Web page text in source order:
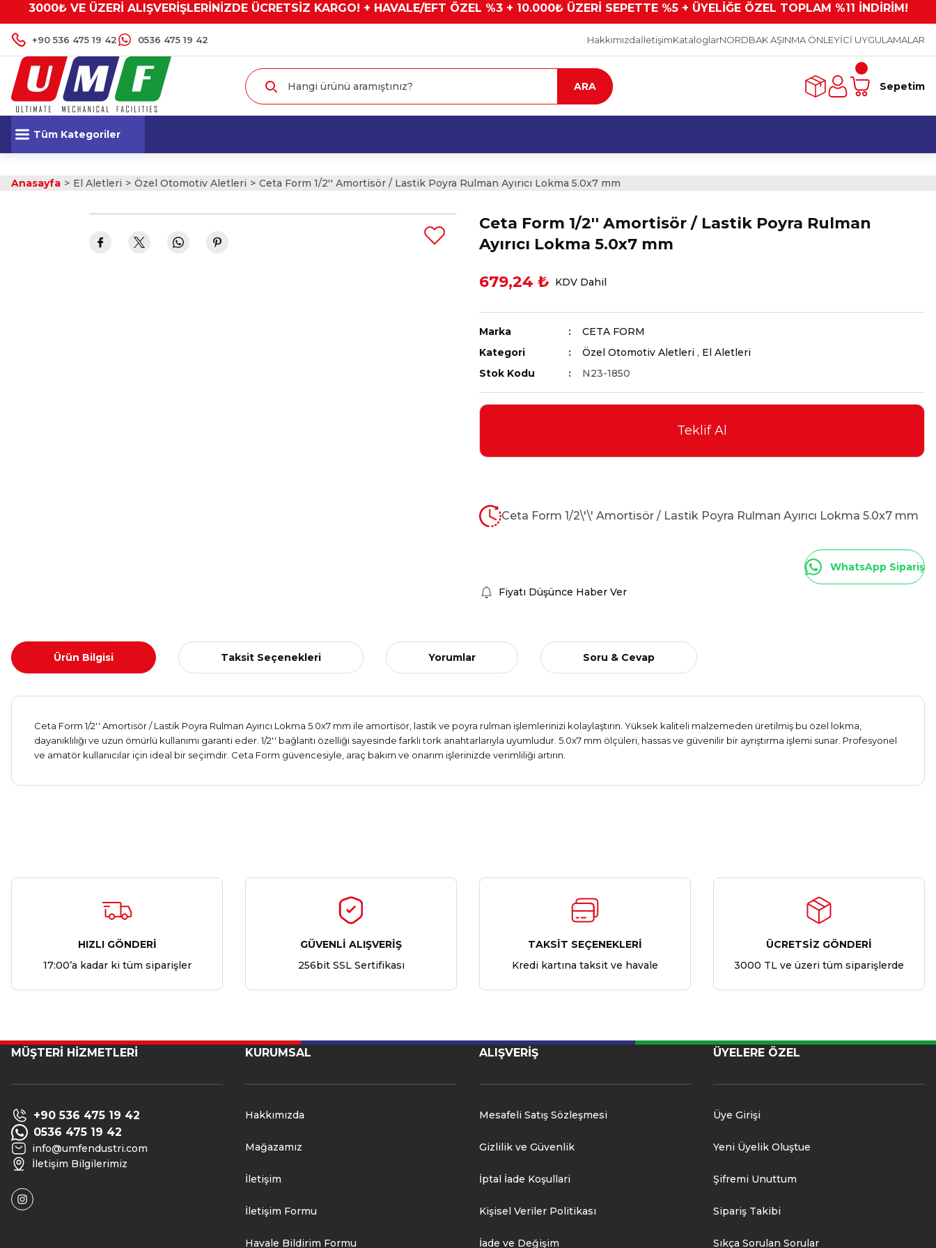
3000₺ VE ÜZERİ ALIŞVERİŞLERİNİZDE ÜCRETSİZ KARGO! + HAVALE/EFT ÖZEL %3 + 10.000₺ ÜZERİ SEPETTE %5 + ÜYELİĞE ÖZEL TOPLAM %11 İNDİRİM!
+90 536 475 19 42 0536 475 19 42 HakkımızdaİletişimKataloglarNORDBAK AŞINMA ÖNLEYİCİ UYGULAMALAR
ARA Sepetim
Tüm Kategoriler
Anasayfa El Aletleri Özel Otomotiv Aletleri Ceta Form 1/2'' Amortisör / Lastik Poyra Rulman Ayırıcı Lokma 5.0x7 mm
Ceta Form 1/2'' Amortisör / Lastik Poyra Rulman
Ayırıcı Lokma 5.0x7 mm
679,24 ₺ KDV Dahil
Marka
CETA FORM
Kategori
Özel Otomotiv Aletleri , El Aletleri
Stok Kodu
N23-1850
Teklif Al
Ceta Form 1/2\'\' Amortisör / Lastik Poyra Rulman Ayırıcı Lokma 5.0x7 mm
WhatsApp Sipariş
Fiyatı Düşünce Haber Ver
Ürün Bilgisi Taksit Seçenekleri Yorumlar Soru & Cevap
Ceta Form 1/2'' Amortisör / Lastik Poyra Rulman Ayırıcı Lokma 5.0x7 mm ile amortisör, lastik ve poyra rulman işlemlerinizi kolaylaştırın. Yüksek kaliteli malzemeden üretilmiş bu özel lokma,
dayanıklılığı ve uzun ömürlü kullanımı garanti eder. 1/2'' bağlantı özelliği sayesinde farklı tork anahtarlarıyla uyumludur. 5.0x7 mm ölçüleri, hassas ve güvenilir bir ayrıştırma işlemi sunar. Profesyonel
ve amatör kullanıcılar için ideal bir seçimdir. Ceta Form güvencesiyle, araç bakım ve onarım işlerinizde verimliliği artırın.
Yorum Yaz
Soru Sor
HIZLI GÖNDERİ
17:00’a kadar ki tüm siparişler
GÜVENLİ ALIŞVERİŞ
256bit SSL Sertifikası
TAKSİT SEÇENEKLERİ
Kredi kartına taksit ve havale
ÜCRETSİZ GÖNDERİ
3000 TL ve üzeri tüm siparişlerde
MÜŞTERİ HİZMETLERİ
+90 536 475 19 42
0536 475 19 42
info@umfendustri.com
İletişim Bilgilerimiz
KURUMSAL
Hakkımızda
Mağazamız
İletişim
İletişim Formu
Havale Bildirim Formu
ALIŞVERİŞ
Mesafeli Satış Sözleşmesi
Gizlilik ve Güvenlik
İptal İade Koşullari
Kişisel Veriler Politikası
İade ve Değişim
ÜYELERE ÖZEL
Üye Girişi
Yeni Üyelik Oluştue
Şifremi Unuttum
Sipariş Takibi
Sıkça Sorulan Sorular